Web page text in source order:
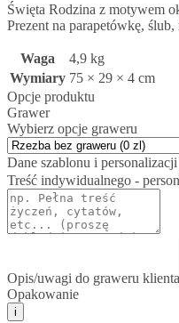
Święta Rodzina z motywem
Prezent na parapetówkę,
Waga
4,9 kg
Wymiary 75 × 29 × 4 cm
Opcje produktu
Grawer
Wybierz opcje graweru
Dane szablonu i personalizacji
Treść indywidualnego -
Opis/uwagi do graweru klienta
Opakowanie
i